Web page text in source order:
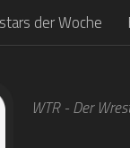
der Woche
WTR - Der